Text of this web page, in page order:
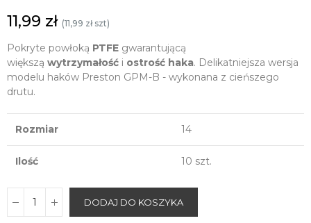
11,99 zł (11,99 zł szt)
Pokryte powłoką PTFE gwarantującą
większą wytrzymałość i ostrość haka. Delikatniejsza wersja
modelu haków Preston GPM-B - wykonana z cieńszego
drutu.
Rozmiar 14
Ilość 10 szt.
DODAJ DO KOSZYKA